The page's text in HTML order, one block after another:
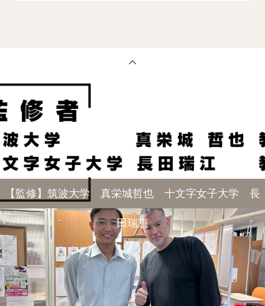
【監修】筑波大学 真栄城哲也 十文字女子大学 長
田瑞恵